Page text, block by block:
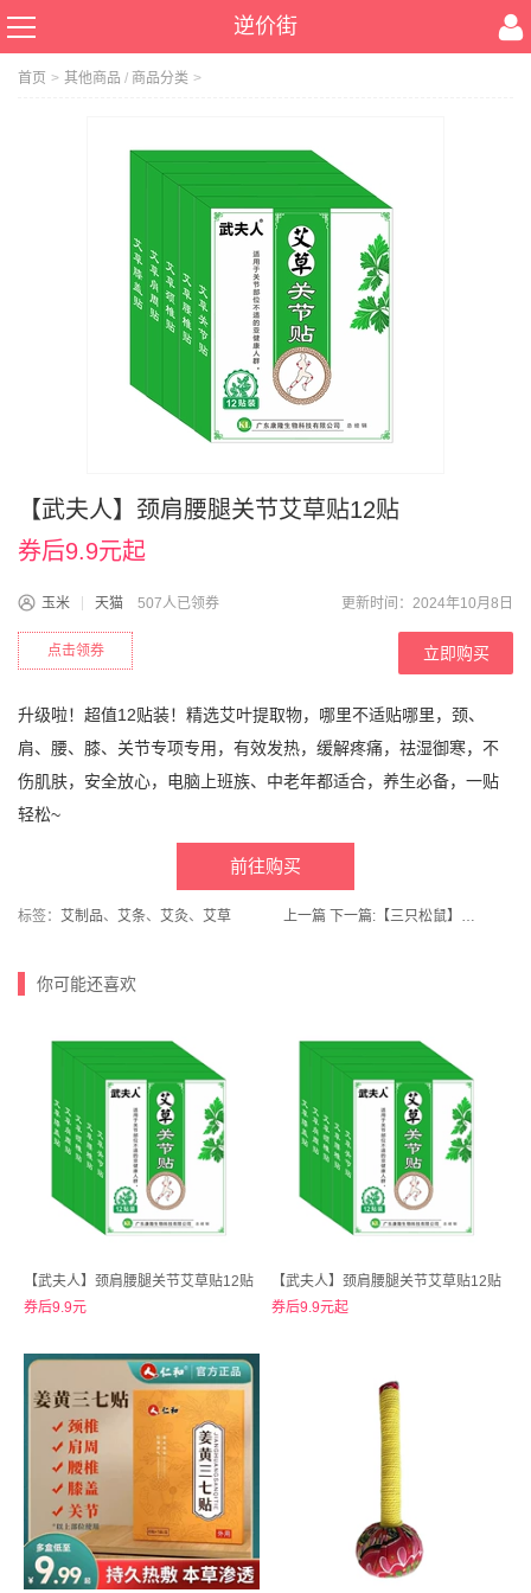
逆价街
首页 > 其他商品 / 商品分类 >
【武夫人】颈肩腰腿关节艾草贴12贴
券后9.9元起
玉米 天猫 507人已领券 更新时间：2024年10月8日
点击领券 立即购买
升级啦！超值12贴装！精选艾叶提取物，哪里不适贴哪里，颈、
肩、腰、膝、关节专项专用，有效发热，缓解疼痛，祛湿御寒，不
伤肌肤，安全放心，电脑上班族、中老年都适合，养生必备，一贴
轻松~
前往购买
标签： 艾制品、 艾条、 艾灸、 艾草 上一篇 下一篇: 【三只松鼠】芒果干果脯500g
你可能还喜欢
【武夫人】颈肩腰腿关节艾草贴12贴
券后9.9元
【武夫人】颈肩腰腿关节艾草贴12贴
券后9.9元起